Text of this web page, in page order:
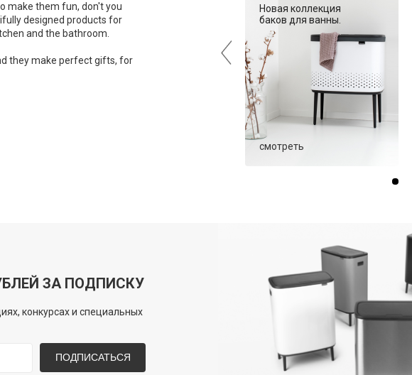
make them fun, don't you
designed products for
and the bathroom.
they make perfect gifts, for
Подборка эргономичных
мусорных баков.
Новая коллекция
баков для ванны.
смотреть
ЗА ПОДПИСКУ
конкурсах и специальных
ПОДПИСАТЬСЯ